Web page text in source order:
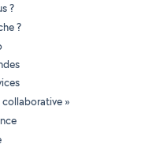
?
?
collaborative »